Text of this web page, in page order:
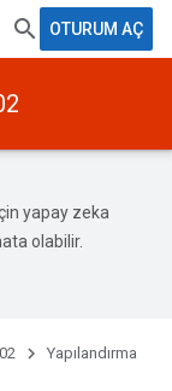
OTURUM AÇ
yapay zeka
olabilir.
Yapılandırma